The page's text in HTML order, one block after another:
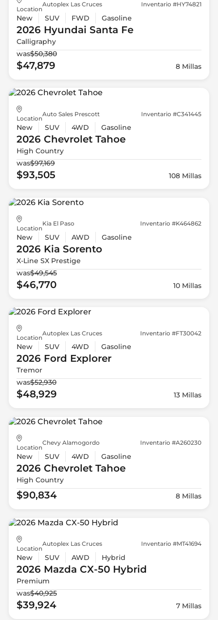
Location
Autoplex Las Cruces Inventario #HY74821
New SUV FWD Gasoline
2026 Hyundai Santa Fe
Calligraphy
was$50,380
$47,879 8 Millas
Location
Auto Sales Prescott Inventario #C341445
New SUV 4WD Gasoline
2026 ChevroletTahoe
High Country
was$97,169
$93,505 108 Millas
Location
Kia El Paso Inventario #K464862
New SUV AWD Gasoline
2026 Kia Sorento
X-Line SX Prestige
was$49,545
$46,770 10 Millas
Location
Autoplex Las Cruces Inventario #FT30042
New SUV 4WD Gasoline
2026 Ford Explorer
Tremor
was$52,930
$48,929 13 Millas
Location
Chevy Alamogordo Inventario #A260230
New SUV 4WD Gasoline
2026 ChevroletTahoe
High Country
$90,834 8 Millas
Location
Autoplex Las Cruces Inventario #MT41694
New SUV AWD Hybrid
2026 Mazda CX-50 Hybrid
Premium
was$40,925
$39,924 7 Millas